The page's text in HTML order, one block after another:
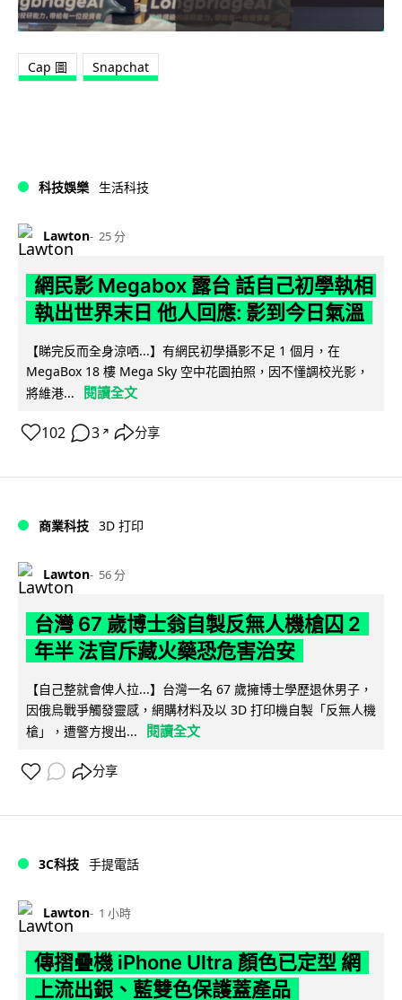
Cap 圖 Snapchat
科技娛樂 生活科技
Lawton 25 分
網民影 Megabox 露台 話自己初學執相
執出世界末日 他人回應: 影到今日氣溫
【睇完反而全身涼哂...】有網民初學攝影不足 1 個月，在
MegaBox 18 樓 Mega Sky 空中花園拍照，因不懂調校光影，
將維港...
閱讀全文
102 3 ↗ 分享
商業科技 3D 打印
Lawton 56 分
台灣 67 歲博士翁自製反無人機槍囚 2
年半 法官斥藏火藥恐危害治安
【自己整就會俾人拉...】台灣一名 67 歲擁博士學歷退休男子，
因俄烏戰爭觸發靈感，網購材料及以 3D 打印機自製「反無人機
槍」，遭警方搜出...
閱讀全文
分享
3C科技 手提電話
Lawton 1 小時
傳摺疊機 iPhone Ultra 顏色已定型 網
上流出銀、藍雙色保護蓋產品